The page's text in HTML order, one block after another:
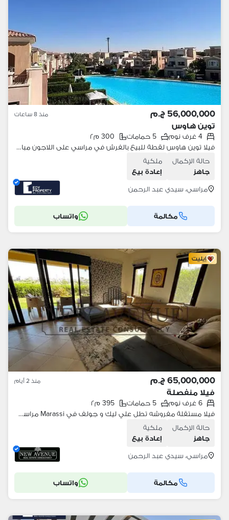
56,000,000 ج.م منذ 8 ساعات
توين هاوس
4 غرف نوم 5 حمامات
300 م٢
فيلا توين هاوس لقطة للبيع بالفرش في مراسي على اللاجون مباشرة جاهز للمعاينة
حالة الإكمال
جاهز
ملكية
إعادة بيع
مراسي، سيدي عبد الرحمن
مكالمة واتساب
إيليت
65,000,000 ج.م منذ 2 أيام
فيلا منفصلة
6 غرف نوم 5 حمامات
395 م٢
فيلا مستقلة مفروشه تطل علي ليك و جولف في Marassi مراسي الساحل الشمالي استلام فوري من اعمار
حالة الإكمال
جاهز
ملكية
إعادة بيع
مراسي، سيدي عبد الرحمن
مكالمة واتساب